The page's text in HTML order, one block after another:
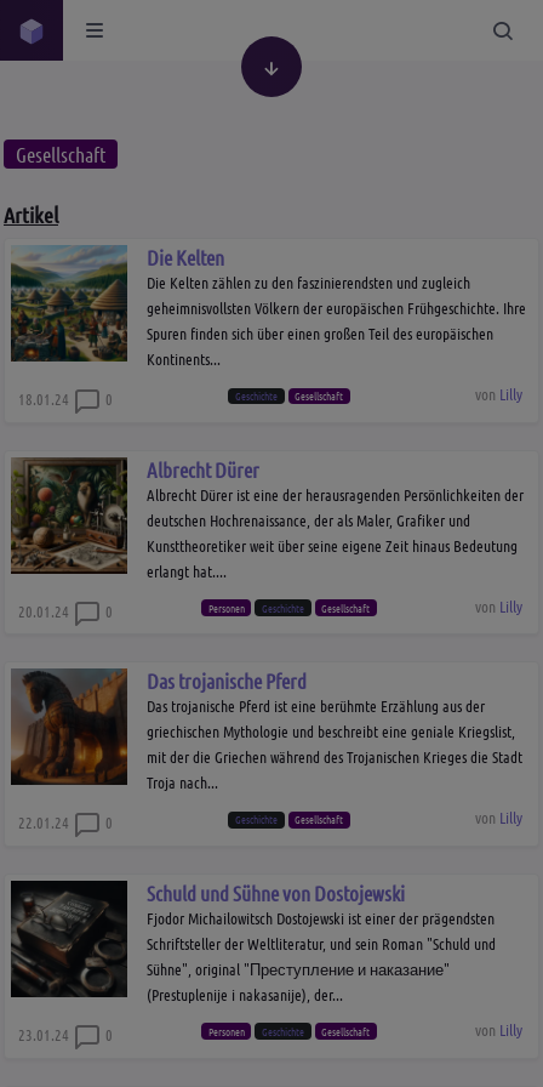
Gesellschaft
Artikel
Die Kelten
Die Kelten zählen zu den faszinierendsten und zugleich
geheimnisvollsten Völkern der europäischen Frühgeschichte. Ihre
Spuren finden sich über einen großen Teil des europäischen
Kontinents...
18.01.24
0 Geschichte Gesellschaft von Lilly
Albrecht Dürer
Albrecht Dürer ist eine der herausragenden Persönlichkeiten der
deutschen Hochrenaissance, der als Maler, Grafiker und
Kunsttheoretiker weit über seine eigene Zeit hinaus Bedeutung
erlangt hat....
20.01.24
0 Personen Geschichte Gesellschaft von Lilly
Das trojanische Pferd
Das trojanische Pferd ist eine berühmte Erzählung aus der
griechischen Mythologie und beschreibt eine geniale Kriegslist,
mit der die Griechen während des Trojanischen Krieges die Stadt
Troja nach...
22.01.24
0 Geschichte Gesellschaft von Lilly
Schuld und Sühne von Dostojewski
Fjodor Michailowitsch Dostojewski ist einer der prägendsten
Schriftsteller der Weltliteratur, und sein Roman "Schuld und
Sühne", original "Преступление и наказание"
(Prestuplenije i nakasanije), der...
23.01.24
0 Personen Geschichte Gesellschaft von Lilly